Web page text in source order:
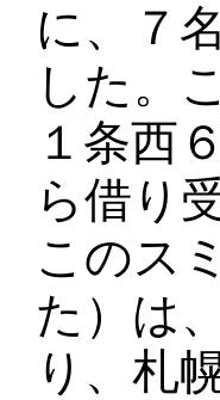
に、７
した。
１条西
ら借り
このス
た）は
り、札